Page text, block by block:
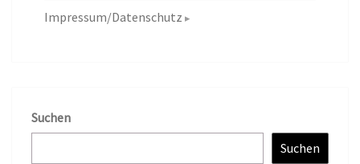
Impressum/Datenschutz
Suchen
Suchen